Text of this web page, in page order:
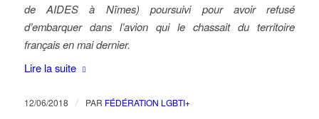
de AIDES à Nîmes) poursuivi pour avoir refusé
d’embarquer dans l’avion qui le chassait du territoire
français en mai dernier.
Lire la suite
12/06/2018 / PAR FÉDÉRATION LGBTI+